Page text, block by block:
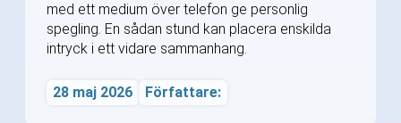
med ett medium över telefon ge personlig
spegling. En sådan stund kan placera enskilda
intryck i ett vidare sammanhang.
28 maj 2026 Författare: